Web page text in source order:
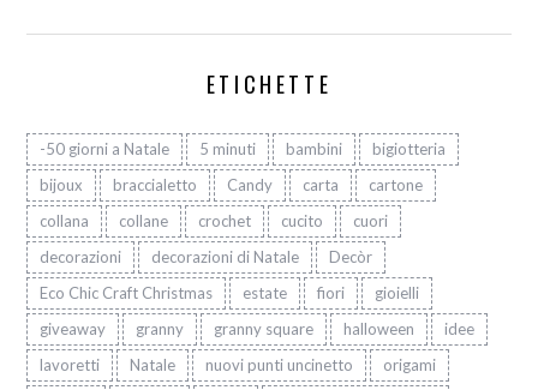
ETICHETTE
-50 giorni a Natale 5 minuti bambini
bigiotteria
bijoux
braccialetto Candy carta
cartone
collana
collane crochet cucito
cuori
decorazioni
decorazioni di Natale
Decòr
Eco Chic Craft Christmas
estate fiori
gioielli
giveaway
granny granny square halloween
idee
lavoretti
Natale nuovi punti uncinetto
origami